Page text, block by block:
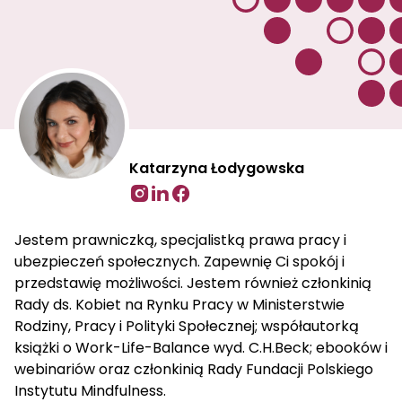
Katarzyna Łodygowska
Jestem prawniczką, specjalistką prawa pracy i
ubezpieczeń społecznych. Zapewnię Ci spokój i
przedstawię możliwości. Jestem również członkinią
Rady ds. Kobiet na Rynku Pracy w Ministerstwie
Rodziny, Pracy i Polityki Społecznej; współautorką
książki o Work-Life-Balance wyd. C.H.Beck; ebooków i
webinariów oraz członkinią Rady Fundacji Polskiego
Instytutu Mindfulness.